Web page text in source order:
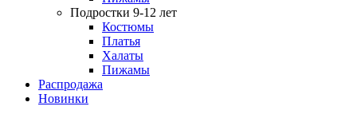
Подростки 9-12 лет
Костюмы
Платья
Халаты
Пижамы
Распродажа
Новинки